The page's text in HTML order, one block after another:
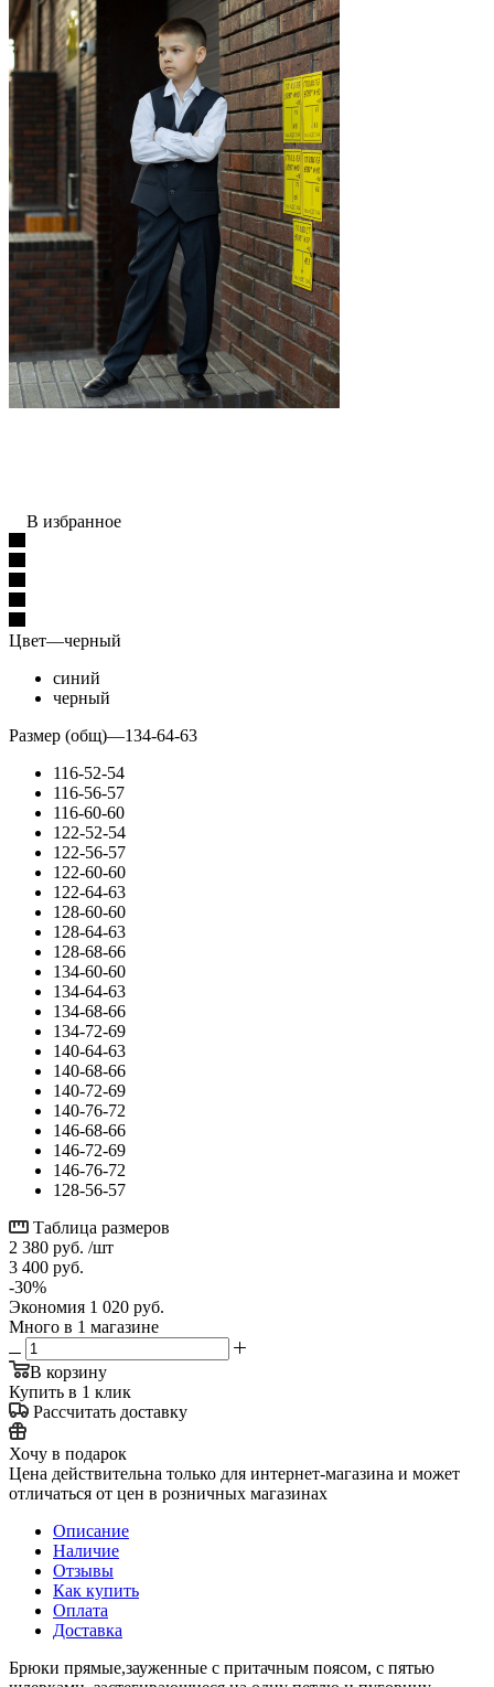
В избранное
Цвет—черный
синий
черный
Размер (общ)—134-64-63
116-52-54
116-56-57
116-60-60
122-52-54
122-56-57
122-60-60
122-64-63
128-60-60
128-64-63
128-68-66
134-60-60
134-64-63
134-68-66
134-72-69
140-64-63
140-68-66
140-72-69
140-76-72
146-68-66
146-72-69
146-76-72
128-56-57
Таблица размеров
2 380 руб. /шт
3 400 руб.
-30%
Экономия 1 020 руб.
Много в 1 магазине
В корзину
Купить в 1 клик
Рассчитать доставку
Хочу в подарок
Цена действительна только для интернет-магазина и может
отличаться от цен в розничных магазинах
Описание
Наличие
Отзывы
Как купить
Оплата
Доставка
Брюки прямые,зауженные с притачным поясом, с пятью